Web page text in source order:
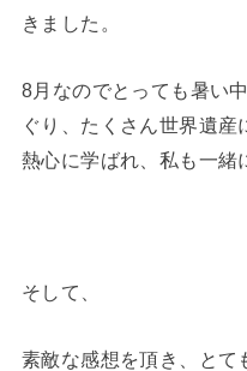
きました。
8月なのでとっても暑い
ぐり、たくさん世界遺産
熱心に学ばれ、私も一緒
そして、
素敵な感想を頂き、とて